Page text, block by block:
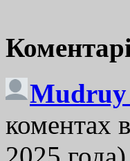
Mudruy
коментах